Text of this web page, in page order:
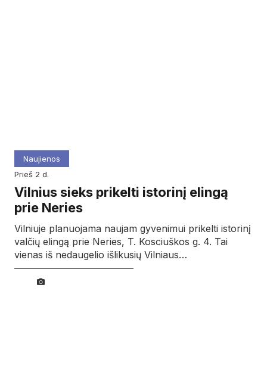
Naujienos
prieš 2 d.
Vilnius sieks prikelti istorinį elingą
prie Neries
Vilniuje planuojama naujam gyvenimui prikelti istorinį
valčių elingą prie Neries, T. Kosciuškos g. 4. Tai
vienas iš nedaugelio išlikusių Vilniaus…